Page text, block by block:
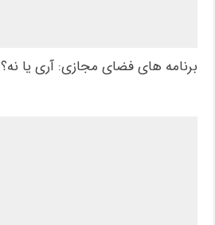
برنامه های فضای مجازی: آری یا نه؟